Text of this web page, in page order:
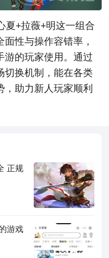
夏+拉薇+明这一组合
性与操作容错率，
游的玩家使用。通过
切换机制，能在各类
，助力新人玩家顺利
正规
游戏